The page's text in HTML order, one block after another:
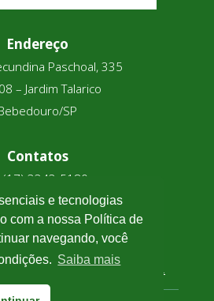
Endereço
Paschoal, 335
– Jardim Talarico
SP
Contatos
(17) 3343-5180
99123-9831
Cotação
cotação de todas as moedas.
e tecnologias
com a nossa Política de
navegando, você
Saiba mais